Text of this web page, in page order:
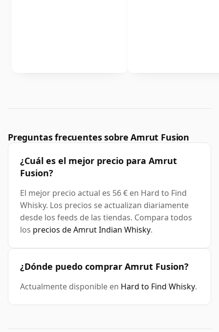
Preguntas frecuentes sobre Amrut Fusion
¿Cuál es el mejor precio para Amrut
Fusion?
El mejor precio actual es 56 € en Hard to Find
Whisky. Los precios se actualizan diariamente
desde los feeds de las tiendas. Compara todos
los precios de Amrut Indian Whisky.
¿Dónde puedo comprar Amrut Fusion?
Actualmente disponible en Hard to Find Whisky.